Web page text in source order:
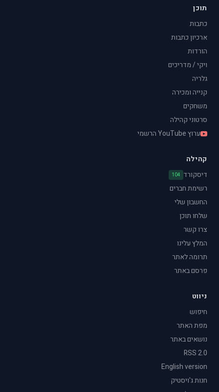
תוכן
כתבות
ארכיון כתבות
הורדות
ויקי / מדריכים
גלריה
קנייה ומכירה
משחקים
סרטוני קהילה
ערוץ YouTube הרשמי
קהילה
דיסקורד 104
רשימת חברים
החשבון שלי
שלחו תוכן
צרו קשר
המלץ עלינו
תרומה לאתר
פרסם באתר
ניווט
חיפוש
מפת האתר
נושאים באתר
RSS 2.0
English version
חנות ג'ויסטיק